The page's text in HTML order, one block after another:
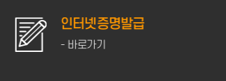
인터넷증명발급
- 바로가기